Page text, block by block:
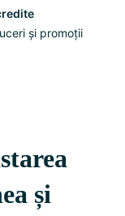
și promoții
și